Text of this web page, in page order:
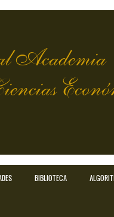
Academia
BIBLIOTECA